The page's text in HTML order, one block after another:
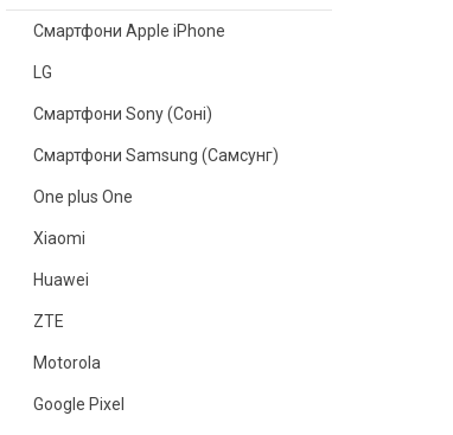
Смартфони Apple iPhone
LG
Смартфони Sony (Соні)
Смартфони Samsung (Самсунг)
One plus One
Xiaomi
Huawei
ZTE
Motorola
Google Pixel